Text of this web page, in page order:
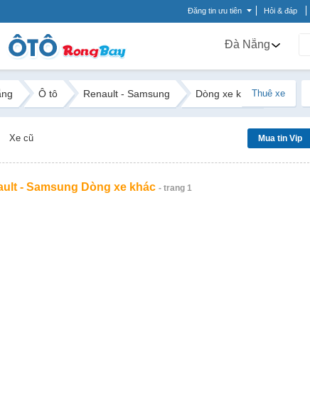
Đăng tin ưu tiên Hỏi & đáp
Đà Nẵng
Ô tô Renault - Samsung Dòng xe khácThuê xe
Xe cũ Mua tin Vip
- Samsung Dòng xe khác - trang 1